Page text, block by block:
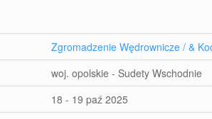
Zgromadzenie Wędrownicze / &
woj. opolskie - Sudety Wschodnie
18 - 19 paź 2025